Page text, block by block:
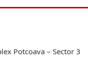
Potcoava – Sector 3